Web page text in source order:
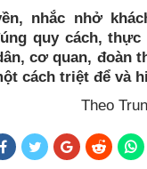
nhắc nhở
quy cách, thực
cơ quan, đoàn
cách triệt để và
Theo